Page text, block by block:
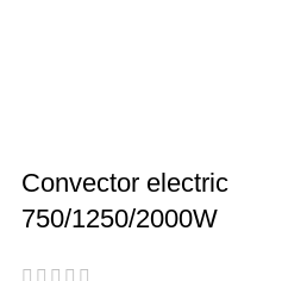
Convector electric
750/1250/2000W